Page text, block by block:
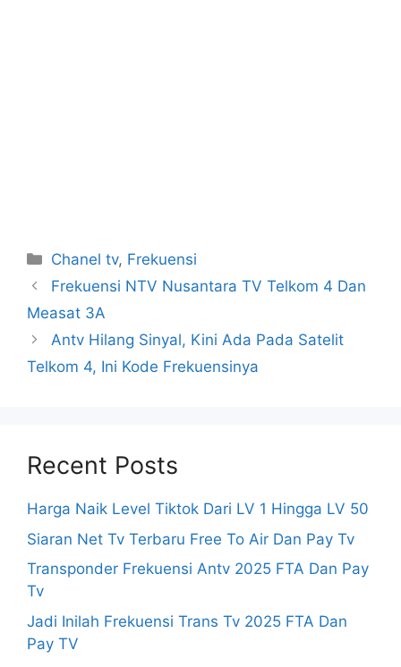
Categories
Chanel tv, Frekuensi
Frekuensi NTV Nusantara TV Telkom 4 Dan
Measat 3A
Antv Hilang Sinyal, Kini Ada Pada Satelit
Telkom 4, Ini Kode Frekuensinya
Recent Posts
Harga Naik Level Tiktok Dari LV 1 Hingga LV 50
Siaran Net Tv Terbaru Free To Air Dan Pay Tv
Transponder Frekuensi Antv 2025 FTA Dan Pay
Tv
Jadi Inilah Frekuensi Trans Tv 2025 FTA Dan
Pay TV